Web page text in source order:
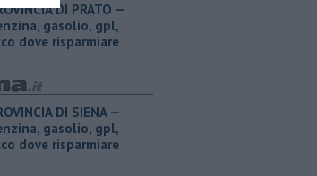
DI PRATO —
gasolio, gpl,
dove risparmiare
DI SIENA —
gasolio, gpl,
dove risparmiare